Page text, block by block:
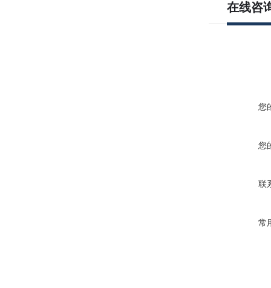
在线咨
您
您
联
常